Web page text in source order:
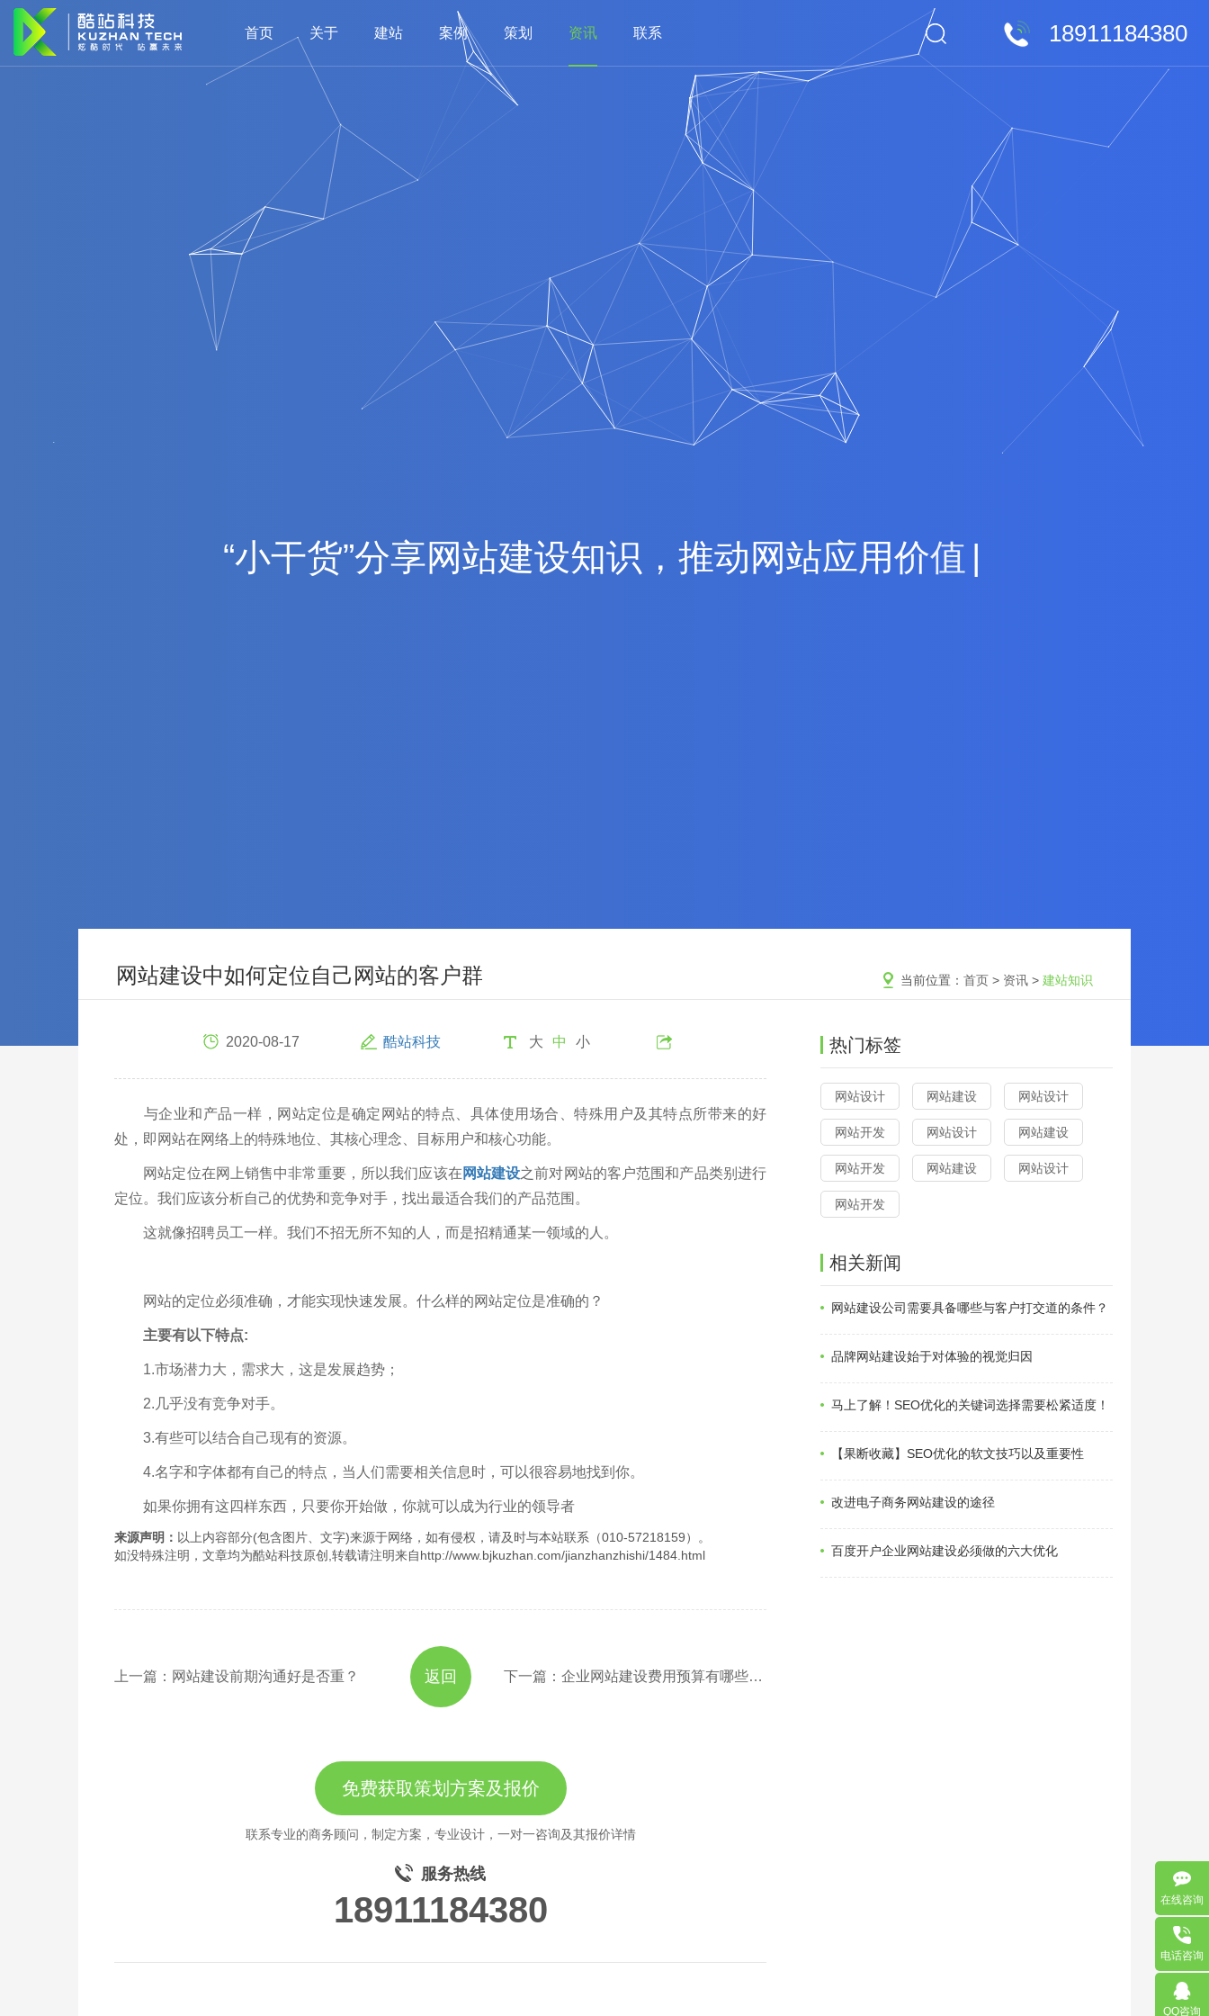
18911184380
首页 关于 建站 案例 策划 资讯 联系
“小干货”分享网站建设知识 ， 推动 网站应用价值
当前位置：首页 > 资讯 >建站知识
网站建设中如何定位自己网站的客户群
2020-08-17 酷站科技 大 中 小
与企业和产品一样，网站定位是确定网站的特点、具体使用场合、特殊用户及其特点所带来的好
处，即网站在网络上的特殊地位、其核心理念、目标用户和核心功能。
网站定位在网上销售中非常重要，所以我们应该在 网站建设之前对网站的客户范围和产品类别进行
定位。我们应该分析自己的优势和竞争对手，找出最适合我们的产品范围。
这就像招聘员工一样。我们不招无所不知的人，而是招精通某一领域的人。
网站的定位必须准确，才能实现快速发展。什么样的网站定位是准确的？
主要有以下特点:
1.市场潜力大，需求大，这是发展趋势；
2.几乎没有竞争对手。
3.有些可以结合自己现有的资源。
4.名字和字体都有自己的特点，当人们需要相关信息时，可以很容易地找到你。
如果你拥有这四样东西，只要你开始做，你就可以成为行业的领导者
来源声明： 以上内容部分(包含图片、文字)来源于网络，如有侵权，请及时与本站联系（010-57218159）。
如没特殊注明，文章均为酷站科技原创,转载请注明来自http://www.bjkuzhan.com/jianzhanzhishi/1484.html
上一篇：网站建设前期沟通好是否重？ 下一篇：企业网站建设费用预算有哪些讲究？
返回
免费获取策划方案及报价
联系专业的商务顾问，制定方案，专业设计，一对一咨询及其报价详情
服务热线
18911184380
热门标签
网站设计 网站建设 网站设计
网站开发 网站设计 网站建设
网站开发 网站建设 网站设计
网站开发
相关新闻
网站建设公司需要具备哪些与客户打交道的条件？
品牌网站建设始于对体验的视觉归因
马上了解！SEO优化的关键词选择需要松紧适度！
【果断收藏】SEO优化的软文技巧以及重要性
改进电子商务网站建设的途径
百度开户企业网站建设必须做的六大优化
在线咨询
电话咨询
QQ咨询